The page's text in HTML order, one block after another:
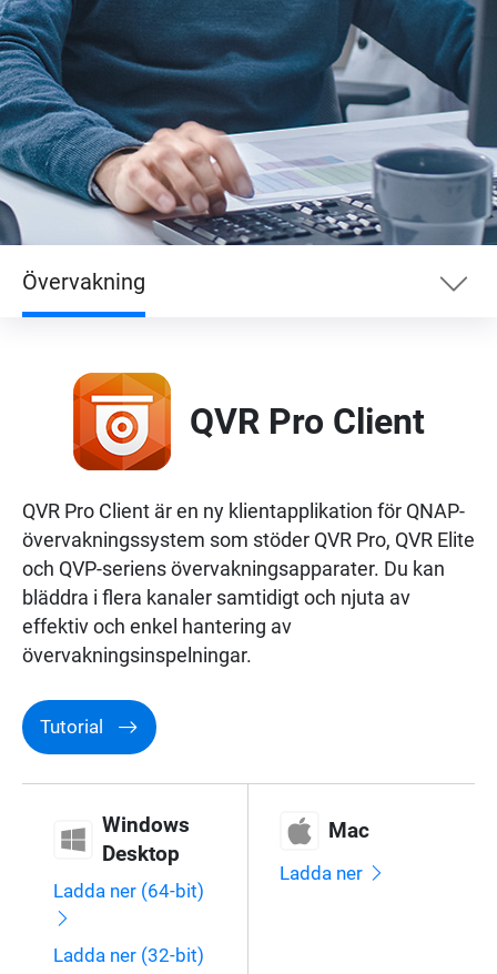
Övervakning
Övervakning
Nätverk
QVR Pro Client
QVR Pro Client är en ny klientapplikation för QNAP-
övervakningssystem som stöder QVR Pro, QVR Elite
och QVP-seriens övervakningsapparater. Du kan
bläddra i flera kanaler samtidigt och njuta av
effektiv och enkel hantering av
övervakningsinspelningar.
Tutorial
Windows
Desktop
Ladda ner (64-bit)
Ladda ner (32-bit)
Mac
Ladda ner